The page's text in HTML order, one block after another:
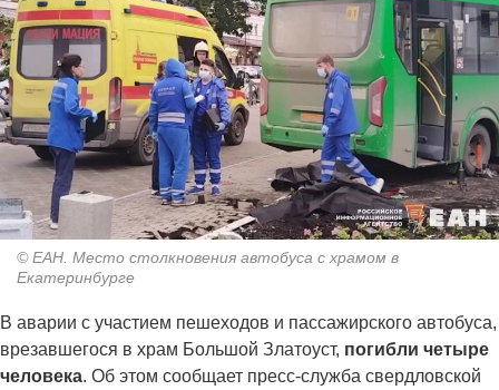
© ЕАН. Место столкновения автобуса с храмом в
Екатеринбурге
В аварии с участием пешеходов и пассажирского автобуса,
врезавшегося в храм Большой Златоуст, погибли четыре
человека. Об этом сообщает пресс-служба свердловской